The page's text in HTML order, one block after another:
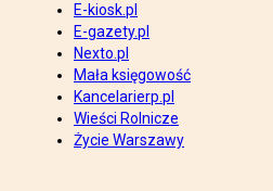
E-kiosk.pl
E-gazety.pl
Nexto.pl
Mała księgowość
Kancelarierp.pl
Wieści Rolnicze
Życie Warszawy